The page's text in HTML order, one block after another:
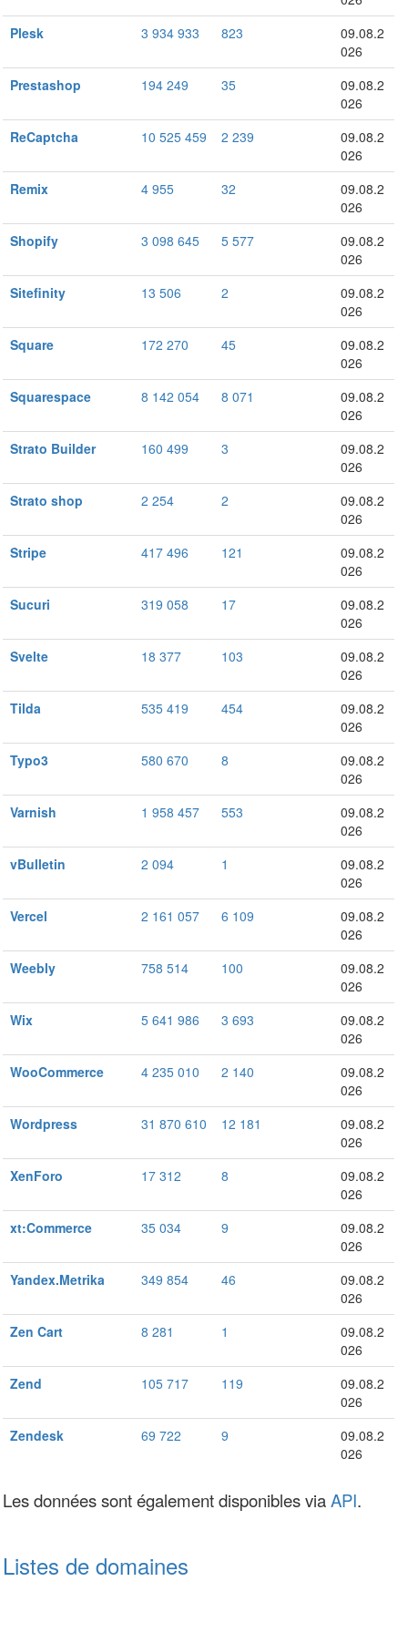
Plesk
3 934 933 823
09.08.2
026
Prestashop
194 249 35
09.08.2
026
ReCaptcha
10 525 459 2 239
09.08.2
026
Remix
4 955 32
09.08.2
026
Shopify
3 098 645 5 577
09.08.2
026
Sitefinity
13 506 2
09.08.2
026
Square
172 270 45
09.08.2
026
Squarespace
8 142 054 8 071
09.08.2
026
Strato Builder
160 499 3
09.08.2
026
Strato shop
2 254 2
09.08.2
026
Stripe
417 496 121
09.08.2
026
Sucuri
319 058 17
09.08.2
026
Svelte
18 377 103
09.08.2
026
Tilda
535 419 454
09.08.2
026
Typo3
580 670 8
09.08.2
026
Varnish
1 958 457 553
09.08.2
026
vBulletin
2 094 1
09.08.2
026
Vercel
2 161 057 6 109
09.08.2
026
Weebly
758 514 100
09.08.2
026
Wix
5 641 986 3 693
09.08.2
026
WooCommerce
4 235 010 2 140
09.08.2
026
Wordpress
31 870 610 12 181
09.08.2
026
XenForo
17 312 8
09.08.2
026
xt:Commerce
35 034 9
09.08.2
026
Yandex.Metrika
349 854 46
09.08.2
026
Zen Cart
8 281 1
09.08.2
026
Zend
105 717 119
09.08.2
026
Zendesk
69 722 9
09.08.2
026
Les données sont également disponibles viaAPI.
Listes de domaines